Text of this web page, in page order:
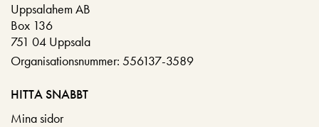
Uppsalahem AB
Box 136
751 04 Uppsala
Organisationsnummer: 556137-3589
HITTA SNABBT
Mina sidor